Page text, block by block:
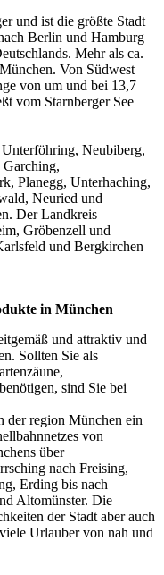
und ist die größte Stadt
Berlin und Hamburg
Mehr als ca.
Von Südwest
von um und bei 13,7
vom Starnberger See
Neubiberg,
Garching,
Planegg, Unterhaching,
Neuried und
Der Landkreis
Gröbenzell und
und Bergkirchen
in München
und attraktiv und
Sollten Sie als
sind Sie bei
der region München ein
von
über
nach Freising,
Erding bis nach
Altomünster. Die
der Stadt aber auch
Urlauber von nah und